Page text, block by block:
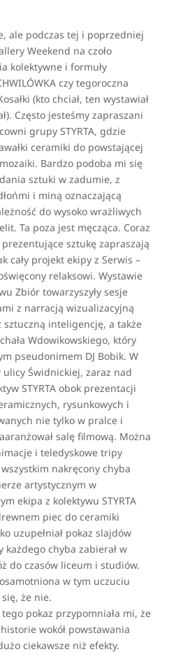
ale podczas tej i poprzedniej
Weekend na czoło
kolektywne i formuły
czy tegoroczna
(kto chciał, ten wystawiał
Często jesteśmy zapraszani
grupy STYRTA, gdzie
ceramiki do powstającej
Bardzo podoba mi się
sztuki w zadumie, z
i miną oznaczającą
do wysoko wrażliwych
Ta poza jest męcząca. Coraz
sztukę zapraszają
cały projekt ekipy z Serwis –
relaksowi. Wystawie
Zbiór towarzyszyły sesje
z narracją wizualizacyjną
inteligencję, a także
Wdowikowskiego, który
pseudonimem DJ Bobik. W
ulicy Świdnickiej, zaraz nad
STYRTA obok prezentacji
rysunkowych i
nie tylko w pralce i
salę filmową. Można
i teledyskowe tripy
nakręcony chyba
artystycznym w
ekipa z kolektywu STYRTA
piec do ceramiki
uzupełniał pokaz slajdów
każdego chyba zabierał w
do czasów liceum i studiów.
w tym uczuciu
że nie.
pokaz przypomniała mi, że
wokół powstawania
ciekawsze niż efekty.